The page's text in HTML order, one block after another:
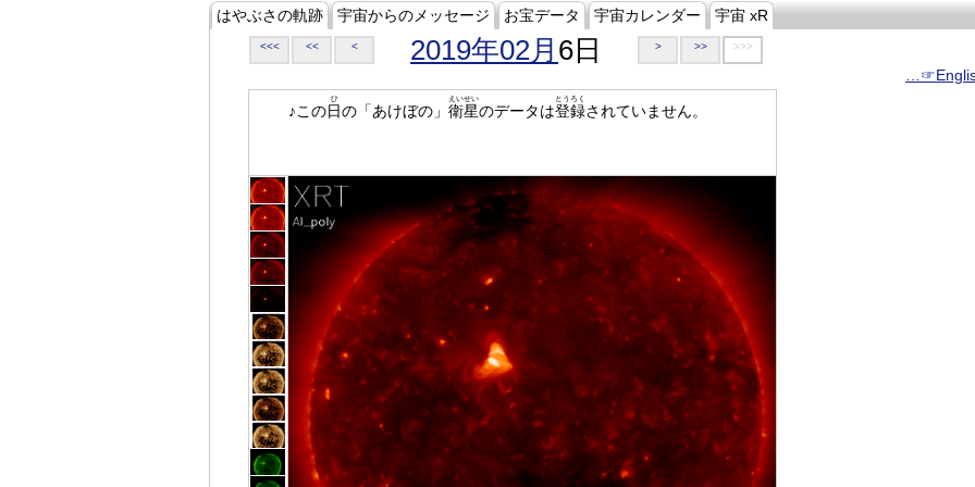
はやぶさの軌跡 宇宙からのメッセージ お宝データ 宇宙カレンダー 宇宙 xR
<<< << < 2019年02月 6日 > >> >>>
♪この日
ひ
の「あけぼの」 衛星
えいせい
のデータは登録
とうろく
されていません。